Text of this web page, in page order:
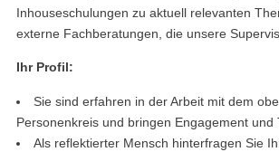
Inhouseschulungen zu aktuell relevanten
externe Fachberatungen, die unsere
Ihr Profil:
Sie sind erfahren in der Arbeit mit dem
Personenkreis und bringen Engagement und
Als reflektierter Mensch hinterfragen Sie